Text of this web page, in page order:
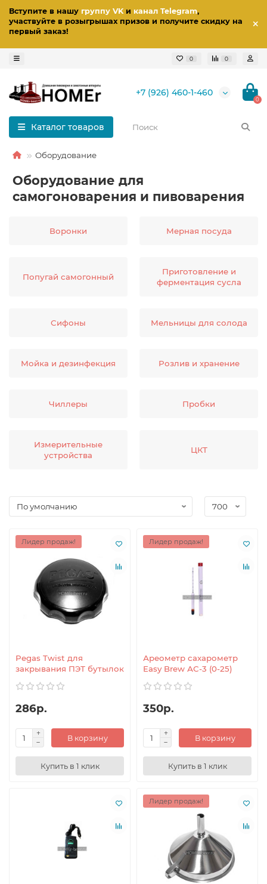
Вступите в нашу группу VKи канал Telegram,
участвуйте в розыгрышах призов и получите скидку на
первый заказ!
0 0
+7 (926) 460-1-460
0
Каталог товаров
Оборудование
Оборудование для
самогоноварения и пивоварения
Воронки Мерная посуда
Попугай самогонный
Приготовление и
ферментация сусла
Сифоны Мельницы для солода
Мойка и дезинфекция Розлив и хранение
Чиллеры Пробки
Измерительные
устройства
ЦКТ
Лидер продаж!
Pegas Twist для
закрывания ПЭТ бутылок
286р.
В корзину
Купить в 1 клик
Лидер продаж!
Ареометр сахарометр
Easy Brew АС-3 (0-25)
350р.
В корзину
Купить в 1 клик
Лидер продаж!